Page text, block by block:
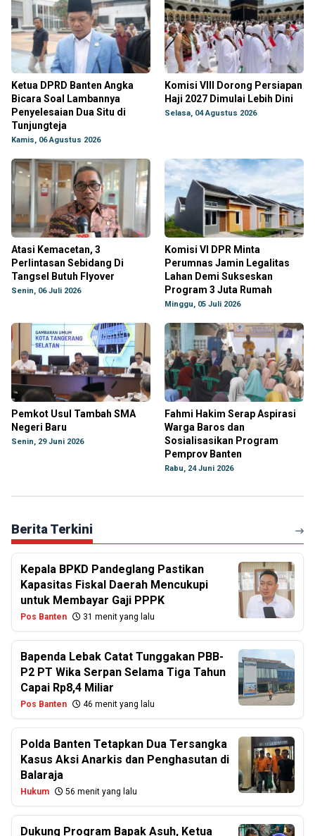
Ketua DPRD Banten Angka
Bicara Soal Lambannya
Penyelesaian Dua Situ di
Tunjungteja
Kamis, 06 Agustus 2026
Komisi VIII Dorong Persiapan
Haji 2027 Dimulai Lebih Dini
Selasa, 04 Agustus 2026
Atasi Kemacetan, 3
Perlintasan Sebidang Di
Tangsel Butuh Flyover
Senin, 06 Juli 2026
Komisi VI DPR Minta
Perumnas Jamin Legalitas
Lahan Demi Sukseskan
Program 3 Juta Rumah
Minggu, 05 Juli 2026
Pemkot Usul Tambah SMA
Negeri Baru
Senin, 29 Juni 2026
Fahmi Hakim Serap Aspirasi
Warga Baros dan
Sosialisasikan Program
Pemprov Banten
Rabu, 24 Juni 2026
Berita Terkini
Kepala BPKD Pandeglang Pastikan
Kapasitas Fiskal Daerah Mencukupi
untuk Membayar Gaji PPPK
Pos Banten 31 menit yang lalu
Bapenda Lebak Catat Tunggakan PBB-
P2 PT Wika Serpan Selama Tiga Tahun
Capai Rp8,4 Miliar
Pos Banten 46 menit yang lalu
Polda Banten Tetapkan Dua Tersangka
Kasus Aksi Anarkis dan Penghasutan di
Balaraja
Hukum 56 menit yang lalu
Dukung Program Bapak Asuh, Ketua